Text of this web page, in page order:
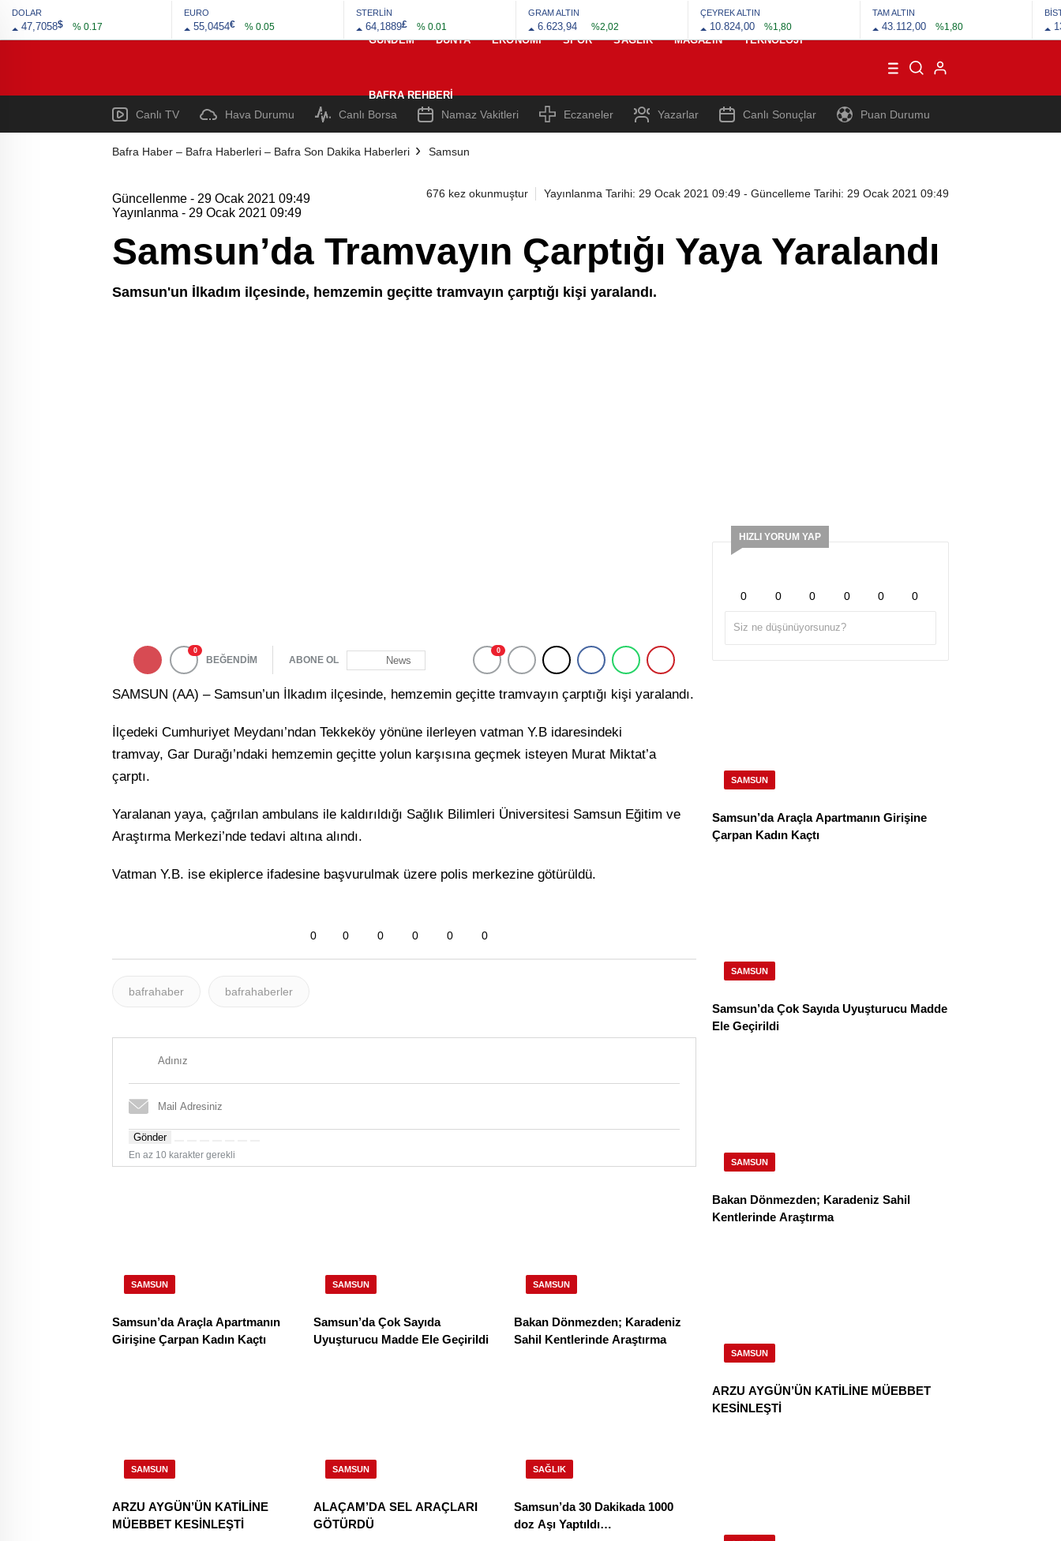
DOLAR
47,7058$ % 0.17
EURO
55,0454€ % 0.05
STERLİN
64,1889£ % 0.01
GRAM ALTIN
6.623,94 %2,02
ÇEYREK ALTIN
10.824,00 %1,80
TAM ALTIN
43.112,00 %1,80
GÜNDEM
DÜNYA EKONOMI SPOR SAĞLIK MAGAZIN TEKNOLOJI
BAFRA REHBERI
Canlı TV Hava Durumu Canlı Borsa Namaz Vakitleri Eczaneler Yazarlar Canlı Sonuçlar Puan Durumu
Bafra Haber – Bafra Haberleri – Bafra Son Dakika Haberleri Samsun
676 kez okunmuştur Yayınlanma Tarihi: 29 Ocak 2021 09:49 - Güncelleme Tarihi: 29 Ocak 2021 09:49
Güncellenme - 29 Ocak 2021 09:49
Yayınlanma - 29 Ocak 2021 09:49
Samsun’da Tramvayın Çarptığı Yaya Yaralandı
Samsun'un İlkadım ilçesinde, hemzemin geçitte tramvayın çarptığı kişi yaralandı.
0
BEĞENDİM ABONE OL News
0
SAMSUN (AA) – Samsun’un İlkadım ilçesinde, hemzemin geçitte tramvayın çarptığı kişi yaralandı.
İlçedeki Cumhuriyet Meydanı’ndan Tekkeköy yönüne ilerleyen vatman Y.B idaresindeki
tramvay, Gar Durağı’ndaki hemzemin geçitte yolun karşısına geçmek isteyen Murat Miktat’a
çarptı.
Yaralanan yaya, çağrılan ambulans ile kaldırıldığı Sağlık Bilimleri Üniversitesi Samsun Eğitim ve
Araştırma Merkezi’nde tedavi altına alındı.
Vatman Y.B. ise ekiplerce ifadesine başvurulmak üzere polis merkezine götürüldü.
0 0 0 0 0 0
bafrahaber bafrahaberler
Gönder
En az 10 karakter gerekli
SAMSUN
Samsun’da Araçla Apartmanın
Girişine Çarpan Kadın Kaçtı
SAMSUN
Samsun’da Çok Sayıda
Uyuşturucu Madde Ele Geçirildi
SAMSUN
Bakan Dönmezden; Karadeniz
Sahil Kentlerinde Araştırma
SAMSUN
ARZU AYGÜN’ÜN KATİLİNE
MÜEBBET KESİNLEŞTİ
SAMSUN
ALAÇAM’DA SEL ARAÇLARI
GÖTÜRDÜ
SAĞLIK
Samsun’da 30 Dakikada 1000
doz Aşı Yaptıldı…
HIZLI YORUM YAP
0 0 0 0 0 0
SAMSUN
Samsun’da Araçla Apartmanın Girişine
Çarpan Kadın Kaçtı
SAMSUN
Samsun’da Çok Sayıda Uyuşturucu Madde
Ele Geçirildi
SAMSUN
Bakan Dönmezden; Karadeniz Sahil
Kentlerinde Araştırma
SAMSUN
ARZU AYGÜN’ÜN KATİLİNE MÜEBBET
KESİNLEŞTİ